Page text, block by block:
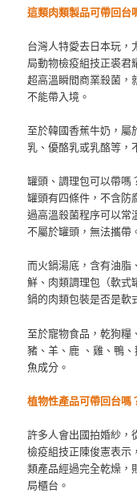
這類肉類製品可帶回
台灣人特愛去日本玩，
局動物檢疫組技正裘君
超高溫瞬間商業殺菌，
不能帶入境。
至於韓國香蕉牛奶，屬
乳、優酪乳或乳酪等，
罐頭、調理包可以帶嗎
罐頭有四條件，不含防
過高溫殺菌程序可以常
不屬於罐頭，無法攜帶
而火鍋湯底，含有油脂
鮮、肉類調理包（軟式
鍋的肉類包裝是否是軟
至於寵物食品，乾狗糧
豬、羊、鹿 、雞、鴨
魚成分。
植物性產品可帶回台
許多人會出國拍婚紗，
檢疫組技正陳俊憲表示
類產品經過完全乾燥，
局櫃台。